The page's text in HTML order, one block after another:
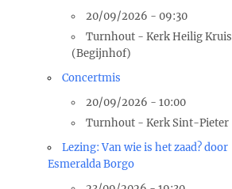
20/09/2026 - 09:30
Turnhout - Kerk Heilig Kruis
(Begijnhof)
Concertmis
20/09/2026 - 10:00
Turnhout - Kerk Sint-Pieter
Lezing: Van wie is het zaad? door
Esmeralda Borgo